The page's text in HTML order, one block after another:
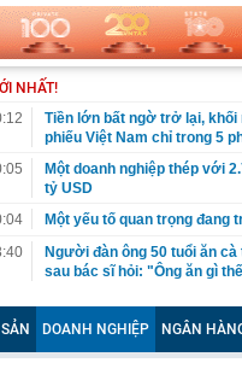
NHẤT!
Tiền lớn bất ngờ trở lại, khối
phiếu Việt Nam chỉ trong 5
Một doanh nghiệp thép với
tỷ USD
Một yếu tố quan trọng
Người đàn ông 50 tuổi ăn
sau bác sĩ hỏi: "Ông ăn gì
Nam ca sĩ rao bán biệt thự 9
còn 400 tỷ
Trấn Thành công bố phim
DOANH NGHIỆP NGÂN